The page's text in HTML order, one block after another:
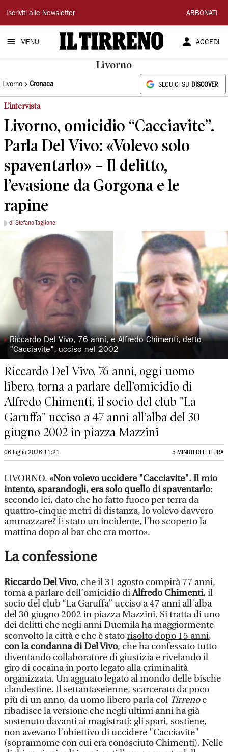
Il
Tirreno
Iscriviti alle Newsletter ABBONATI
MENU ACCEDI
Livorno
Livorno Cronaca SEGUICI SU DISCOVER
L’intervista
Livorno, omicidio “Cacciavite”.
Parla Del Vivo: «Volevo solo
spaventarlo» – Il delitto,
l’evasione da Gorgona e le
rapine
di Stefano Taglione
◗Riccardo Del Vivo, 76 anni, e Alfredo Chimenti, detto
"Cacciavite", ucciso nel 2002
Riccardo Del Vivo, 76 anni, oggi uomo
libero, torna a parlare dell’omicidio di
Alfredo Chimenti, il socio del club "La
Garuffa" ucciso a 47 anni all’alba del 30
giugno 2002 in piazza Mazzini
06 luglio 2026 11:21 5 MINUTI DI LETTURA
LIVORNO. «Non volevo uccidere "Cacciavite". Il mio
intento, sparandogli, era solo quello di spaventarlo:
secondo lei, dato che ho fatto fuoco per terra da
quattro-cinque metri di distanza, lo volevo davvero
ammazzare? È stato un incidente, l’ho scoperto la
mattina dopo al bar che era morto».
La confessione
Riccardo Del Vivo, che il 31 agosto compirà 77 anni,
torna a parlare dell’omicidio diAlfredo Chimenti, il
socio del club “La Garuffa” ucciso a 47 anni all’alba
del 30 giugno 2002 in piazza Mazzini. Si tratta di uno
dei delitti che negli anni Duemila ha maggiormente
sconvolto la città e che è statorisolto dopo 15 anni,
con la condanna di Del Vivo, che ha confessato tutto
diventando collaboratore di giustizia e rivelando il
giro di cocaina in porto legato alla criminalità
organizzata. Un agguato legato al mondo delle bische
clandestine. Il settantaseienne, scarcerato da poco
più di un anno, da uomo libero parla col Tirrenoe
ribadisce la versione che negli ultimi anni ha già
sostenuto davanti ai magistrati: gli spari, sostiene,
non avevano l’obiettivo di uccidere "Cacciavite"
(soprannome con cui era conosciuto Chimenti). Nelle